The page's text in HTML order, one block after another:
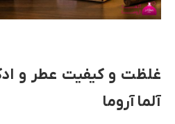
غلظت و کیفیت عطر و
آلما آروما